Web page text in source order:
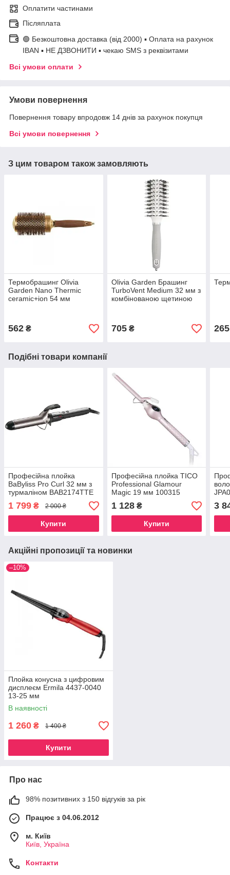
Оплатити частинами
Післяплата
🟢 Безкоштовна доставка (від 2000) ▪ Оплата на рахунок
IBAN ▪ НЕ ДЗВОНИТИ ▪ чекаю SMS з реквізитами
Всі умови оплати
Умови повернення
Повернення товару впродовж 14 днів за рахунок покупця
Всі умови повернення
З цим товаром також замовляють
Термобрашинг Olivia
Garden Nano Thermic
ceramic+ion 54 мм
562 ₴
Olivia Garden Брашинг
TurboVent Medium 32 мм з
комбінованою щетиною
705₴ 265
Подібні товари компанії
Професійна плойка
BaByliss Pro Curl 32 мм з
турмаліном BAB2174TTE
1 799 ₴ 2 000 ₴
Купити
Професійна плойка TICO
Professional Glamour
Magic 19 мм 100315
1 128₴
Купити
3
Акційні пропозиції та новинки
–10%
Плойка конусна з цифровим
дисплеєм Ermila 4437-0040
13-25 мм
В наявності
1 260 ₴ 1 400 ₴
Купити
Про нас
98% позитивних з 150 відгуків за рік
Працює з 04.06.2012
м. Київ
Київ, Україна
Контакти